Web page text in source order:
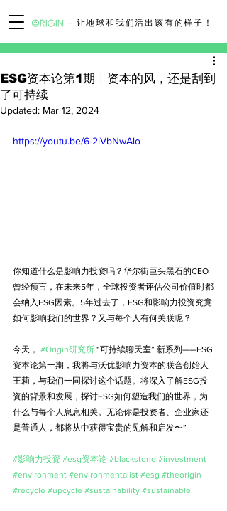
- 让地球和我们活出该有的样子！
ESG资本论第1期｜资本的风，还是刮到
了可持续
Updated: Mar 12, 2024
https://youtu.be/6-2lVbNwAlo
你知道什么是影响力投资吗？华尔街巨头黑石的CEO
曾经预言，在未来5年，全球投资者评估公司价值时都
会纳入ESG因素。5年过去了，ESG和影响力投资究竟
如何影响我们的世界？又与每个人有何关联呢？
今天， #Origin研究所 “可持续聊天室” 新系列——ESG
资本论第一期，我将与沃优影响力资本的联合创始人
王莉，与我们一同探讨这个话题。将深入了解ESG投
资的背景和发展，探讨ESG如何塑造我们的世界，为
什么与每个人息息相关。无论你是投资者、企业家还
是普通人，都将从中获得宝贵的见解和启发〜”
#影响力投资 #esg资本论 #blackstone #investment
#environment #environmentalist #esg #theorigin
#recycle #upcycle #sustainability #sustainable